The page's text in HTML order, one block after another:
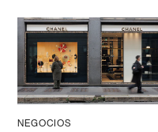
NEGOCIOS